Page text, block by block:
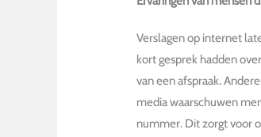
Verslagen op internet
kort gesprek hadden
van een afspraak.
media waarschuwen
nummer. Dit zorgt voor